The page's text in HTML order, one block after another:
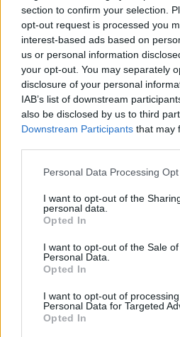
section to confirm your selection.
opt-out request is processed you
interest-based ads based on
us or personal information
your opt-out. You may separately
disclosure of your personal
IAB’s list of downstream
also be disclosed by us to third
Downstream Participants that may
Personal Data Processing
I want to opt-out of the
personal data.
Opted In
I want to opt-out of the Sale
Personal Data.
Opted In
I want to opt-out of
Personal Data for Targeted
Opted In
2026. augusztus 05., szerda
Dolgoznak az utak